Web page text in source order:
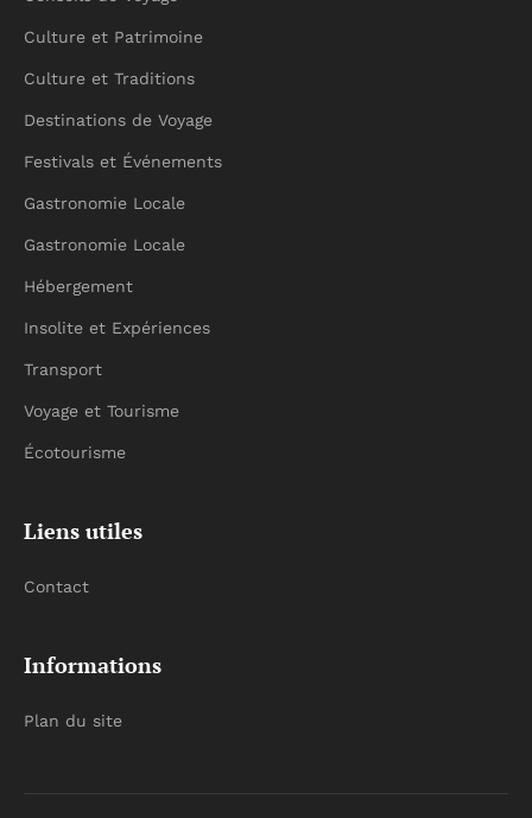
Culture et Patrimoine
Culture et Traditions
Destinations de Voyage
Festivals et Événements
Gastronomie Locale
Gastronomie Locale
Hébergement
Insolite et Expériences
Transport
Voyage et Tourisme
Écotourisme
Liens utiles
Contact
Informations
Plan du site